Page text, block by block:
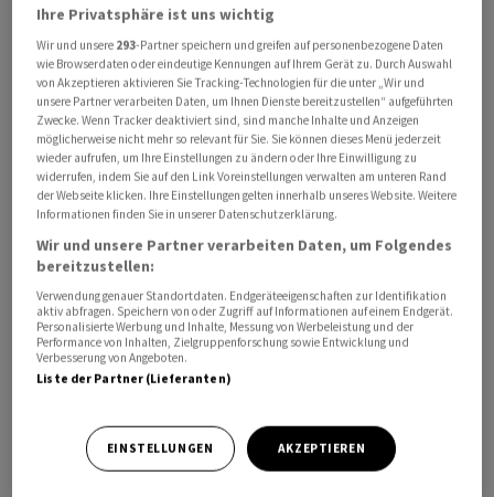
Die amtliche Nachrichtenagentur RIA berichtete am
Mittwoch unter Berufung auf nicht genannte Quellen,
dass Generaloberst Viktor Afsalow den Posten
kommissarisch übernehmen soll. Surowikin, der sich
beim Einsatz russischer Truppen im Bürgerkrieg in
Syrien den Spitznamen "General Armageddon"
erworben hatte, verschwand kurz nach dem Aufstand
der russischen Wagner-Söldner in der Ukraine im Juni
von der Bildfläche.
Surowikin war Oberbefehlshaber der russischen
Truppen im Angriffskrieg gegen die Ukraine, den die
Regierung in Moskau nach wie vor als "militärische
Meuterei am 23. und 24. Juni war der 56-Jährige in einem
Video erschienen und hatte Wagner-Chef Jewgeni
Ihre Privatsphäre ist uns wichtig
Wir und unsere 293-Partner speichern und greifen auf personenbezogene Daten
wie Browserdaten oder eindeutige Kennungen auf Ihrem Gerät zu. Durch Auswahl
von Akzeptieren aktivieren Sie Tracking-Technologien für die unter „Wir und
unsere Partner verarbeiten Daten, um Ihnen Dienste bereitzustellen“ aufgeführten
Zwecke. Wenn Tracker deaktiviert sind, sind manche Inhalte und Anzeigen
möglicherweise nicht mehr so relevant für Sie. Sie können dieses Menü jederzeit
wieder aufrufen, um Ihre Einstellungen zu ändern oder Ihre Einwilligung zu
widerrufen, indem Sie auf den Link Voreinstellungen verwalten am unteren Rand
der Webseite klicken. Ihre Einstellungen gelten innerhalb unseres Website. Weitere
Informationen finden Sie in unserer Datenschutzerklärung.
Wir und unsere Partner verarbeiten Daten, um Folgendes
bereitzustellen:
Verwendung genauer Standortdaten. Endgeräteeigenschaften zur Identifikation
aktiv abfragen. Speichern von oder Zugriff auf Informationen auf einem Endgerät.
Personalisierte Werbung und Inhalte, Messung von Werbeleistung und der
Performance von Inhalten, Zielgruppenforschung sowie Entwicklung und
Verbesserung von Angeboten.
Liste der Partner (Lieferanten)
EINSTELLUNGEN AKZEPTIEREN